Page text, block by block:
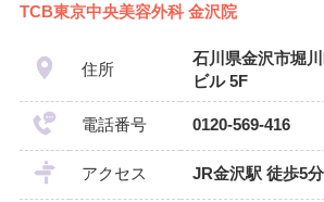
TCB東京中央美容外科 金沢院
住所
石川県金沢市堀
ビル 5F
電話番号 0120-569-416
アクセス JR金沢駅 徒歩5分